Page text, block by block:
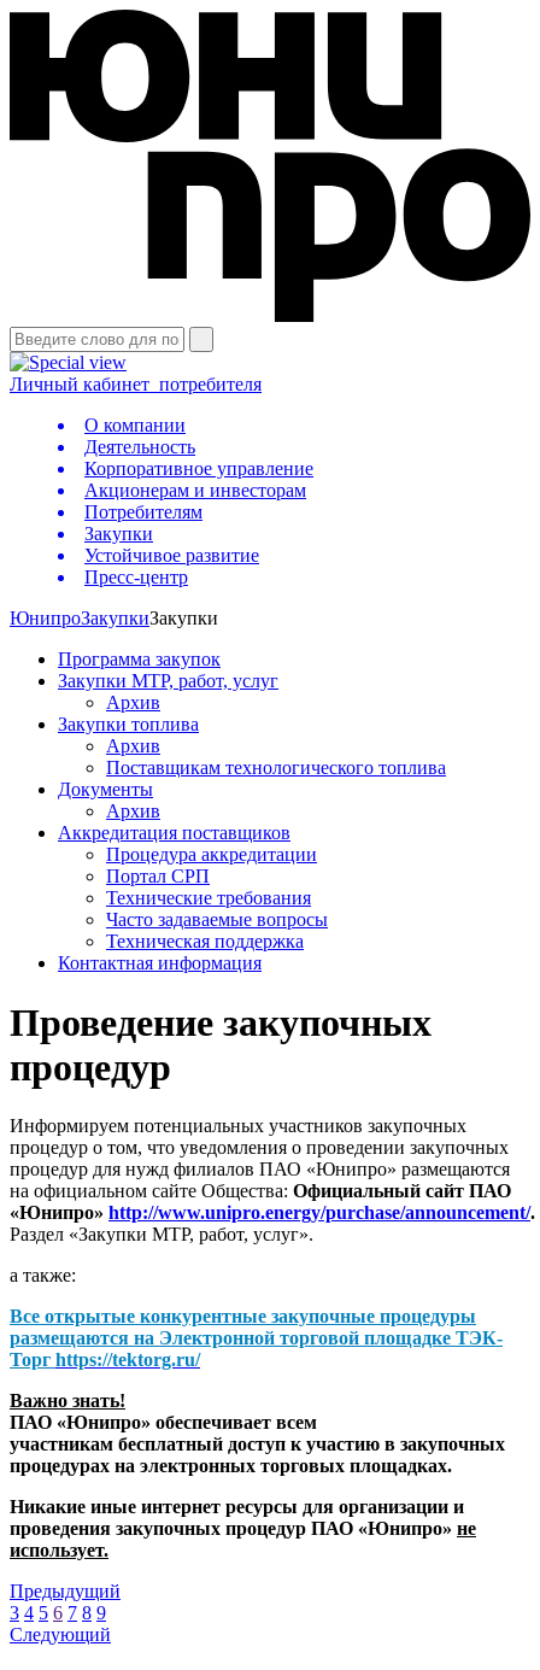
Личный кабинет потребителя
О компании
Деятельность
Корпоративное управление
Акционерам и инвесторам
Потребителям
Закупки
Устойчивое развитие
Пресс-центр
ЮнипроЗакупкиЗакупки
Программа закупок
Закупки МТР, работ, услуг
Архив
Закупки топлива
Архив
Поставщикам технологического топлива
Документы
Архив
Аккредитация поставщиков
Процедура аккредитации
Портал СРП
Технические требования
Часто задаваемые вопросы
Техническая поддержка
Контактная информация
Проведение закупочных
процедур
Информируем потенциальных участников закупочных
процедур о том, что уведомления о проведении закупочных
процедур для нужд филиалов ПАО «Юнипро» размещаются
на официальном сайте Общества: Официальный сайт ПАО
«Юнипро» http://www.unipro.energy/purchase/announcement/.
Раздел «Закупки МТР, работ, услуг».
а также:
Все открытые конкурентные закупочные процедуры
размещаются на Электронной торговой площадке ТЭК-
Торг https://tektorg.ru/
Важно знать!
ПАО «Юнипро» обеспечивает всем
участникам бесплатный доступ к участию в закупочных
процедурах на электронных торговых площадках.
Никакие иные интернет ресурсы для организации и
проведения закупочных процедур ПАО «Юнипро» не
использует.
Предыдущий
3 4 5 6 7 8 9
Следующий